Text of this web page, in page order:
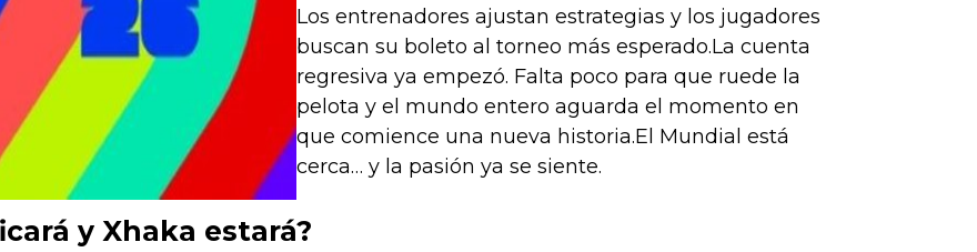
Los entrenadores ajustan estrategias y los jugadores
buscan su boleto al torneo más esperado.La cuenta
regresiva ya empezó. Falta poco para que ruede la
pelota y el mundo entero aguarda el momento en
que comience una nueva historia.El Mundial está
cerca… y la pasión ya se siente.
y Xhaka estará?